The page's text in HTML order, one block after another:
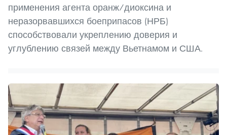
применения агента оранж/диоксина и
неразорвавшихся боеприпасов (НРБ)
способствовали укреплению доверия и
углублению связей между Вьетнамом и США.